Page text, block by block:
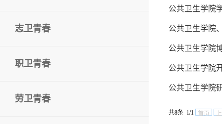
志卫青春
职卫青春
劳卫青春
公共卫生学院
公共卫生学院
公共卫生学院
公共卫生学院
公共卫生学院
共8条 1/1 首页